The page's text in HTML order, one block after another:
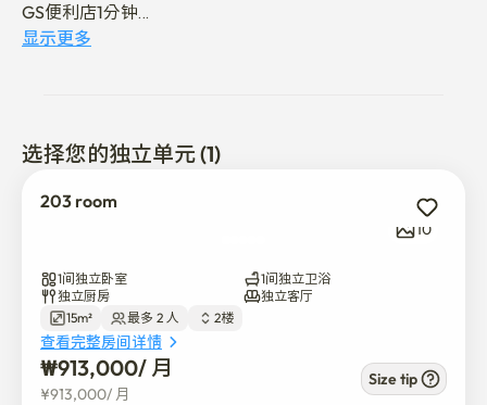
GS便利店1分钟
希望今天也能在大自然中度过健康的一天~💚
显示更多
选择您的独立单元 (1)
203 room
10
1间独立卧室
1间独立卫浴
独立厨房
独立客厅
15m²
最多 2 人 2楼
查看完整房间详情
₩913,000/ 月
¥913,000/ 月
Size tip